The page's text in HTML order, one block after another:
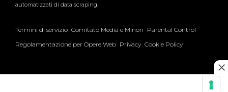
automatizzati di data scraping.
Termini di servizio Comitato Media e Minori Parental Control
Regolamentazione per Opere Web Privacy Cookie Policy